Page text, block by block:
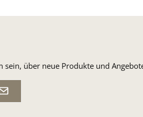
sein, über neue Produkte und